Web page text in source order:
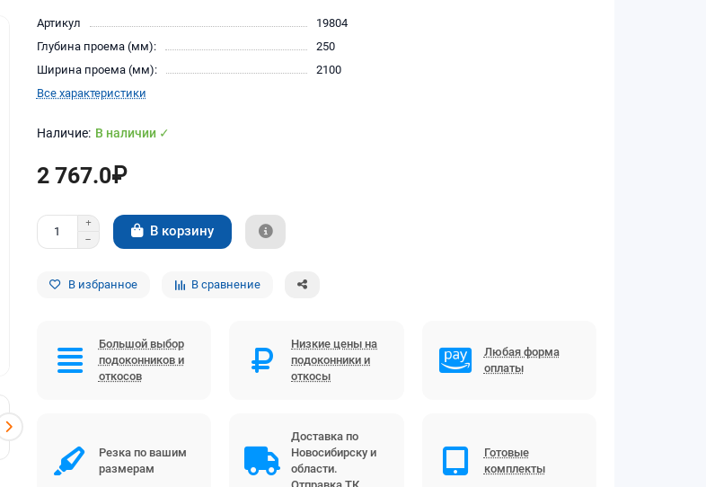
Артикул
19804
Глубина проема (мм):
250
Ширина проема (мм):
2100
Все характеристики
В наличии ✓
2 767.0₽
В корзину
В избранное В сравнение
Большой выбор
подоконников и
откосов
Низкие цены на
подоконники и
откосы
Любая форма
оплаты
Резка по вашим
размерам
Доставка по
Новосибирску и
области.
Готовые
комплекты